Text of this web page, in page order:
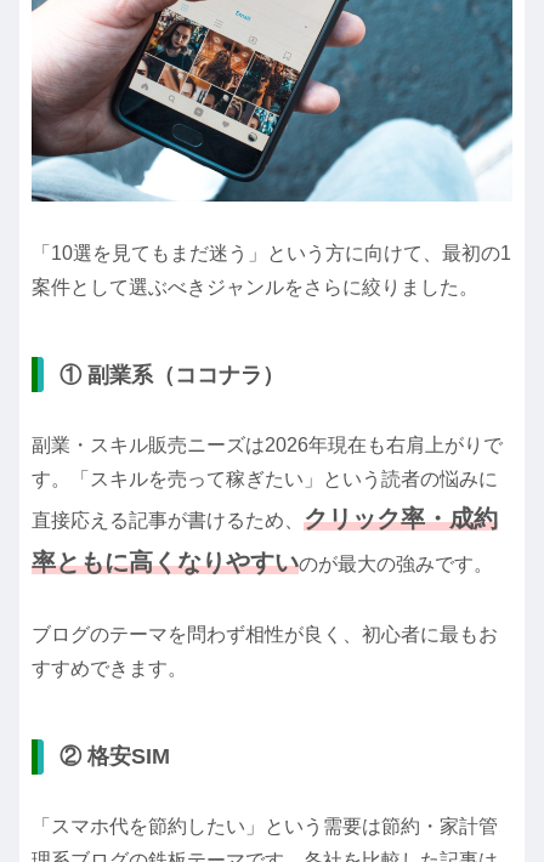
「10選を見てもまだ迷う」という方に向けて、最初の1
案件として選ぶべきジャンルをさらに絞りました。
① 副業系（ココナラ）
副業・スキル販売ニーズは2026年現在も右肩上がりで
す。「スキルを売って稼ぎたい」という読者の悩みに
直接応える記事が書けるため、 クリック率・成約
率ともに高くなりやすいのが最大の強みです。
ブログのテーマを問わず相性が良く、初心者に最もお
すすめできます。
② 格安SIM
「スマホ代を節約したい」という需要は節約・家計管